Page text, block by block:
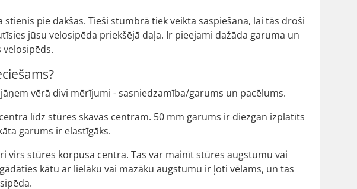
pie dakšas. Tieši stumbrā tiek veikta saspiešana, lai tās droši
jūsu velosipēda priekšējā daļa. Ir pieejami dažāda garuma un
vērā divi mērījumi - sasniedzamība/garums un pacēlums.
līdz stūres skavas centram. 50 mm garums ir diezgan izplatīts
garums ir elastīgāks.
virs stūres korpusa centra. Tas var mainīt stūres augstumu vai
kātu ar lielāku vai mazāku augstumu ir ļoti vēlams, un tas